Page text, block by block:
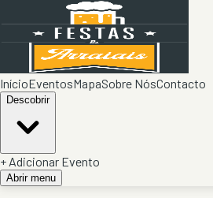
InícioEventosMapaSobre NósContacto
Descobrir
+ Adicionar Evento
Abrir menu